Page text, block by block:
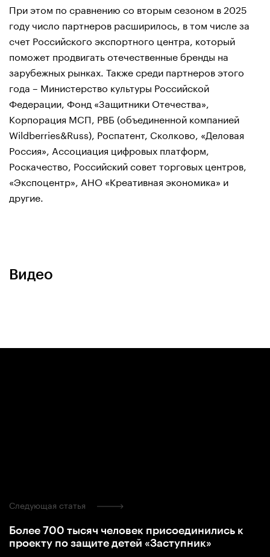
При этом по сравнению со вторым сезоном в 2025
году число партнеров расширилось, в том числе за
счет Российского экспортного центра, который
поможет продвигать отечественные бренды на
зарубежных рынках. Также среди партнеров этого
года – Министерство культуры Российской
Федерации, Фонд «Защитники Отечества»,
Корпорация МСП, РВБ (объединенной компанией
Wildberries&Russ), Роспатент, Сколково, «Деловая
Россия», Ассоциация цифровых платформ,
Роскачество, Российский совет торговых центров,
«Экспоцентр», АНО «Креативная экономика» и
другие.
Видео
Следующая статья
Более 700 тысяч человек присоединились к
проекту по защите детей «Заступник»